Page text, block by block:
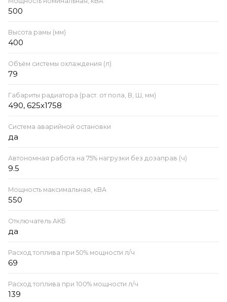
500
Высота рамы (мм)
400
Объём системы охлаждения (л)
79
Габариты радиатора (раст. от пола, В, Ш, мм)
490, 625x1758
Система аварийной остановки
да
Автономная работа на 75% нагрузки без дозаправ (ч)
9.5
Мощность максимальная, кВА
550
Отключатель АКБ
да
Расход топлива при 50% мощности л/ч
69
Расход топлива при 100% мощности л/ч
139